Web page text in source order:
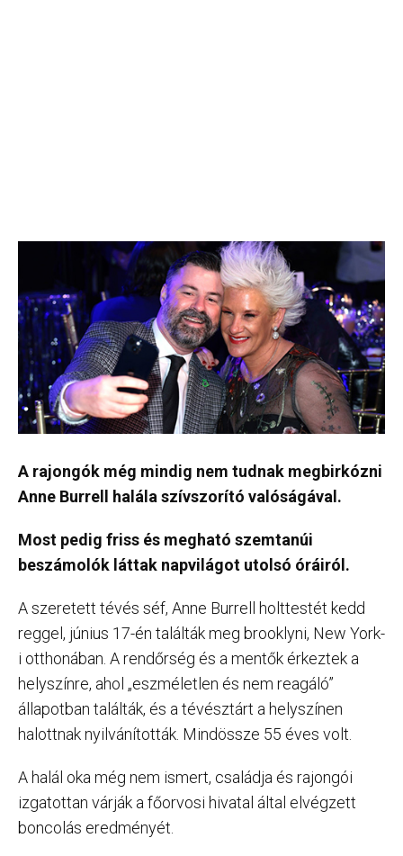
A rajongók még mindig nem tudnak megbirkózni
Anne Burrell halála szívszorító valóságával.
Most pedig friss és megható szemtanúi
beszámolók láttak napvilágot utolsó óráiról.
A szeretett tévés séf, Anne Burrell holttestét kedd
reggel, június 17-én találták meg brooklyni, New York-
i otthonában. A rendőrség és a mentők érkeztek a
helyszínre, ahol „eszméletlen és nem reagáló”
állapotban találták, és a tévésztárt a helyszínen
halottnak nyilvánították. Mindössze 55 éves volt.
A halál oka még nem ismert, családja és rajongói
izgatottan várják a főorvosi hivatal által elvégzett
boncolás eredményét.